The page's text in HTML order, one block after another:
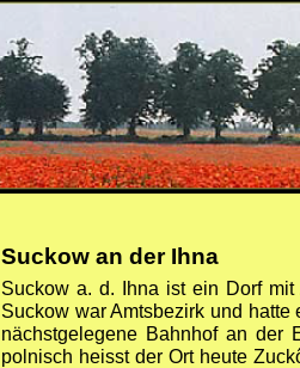
Suckow an der Ihna
Suckow a. d. Ihna ist ein Dorf
Suckow war Amtsbezirk und
nächstgelegene Bahnhof an der
polnisch heisst der Ort heute